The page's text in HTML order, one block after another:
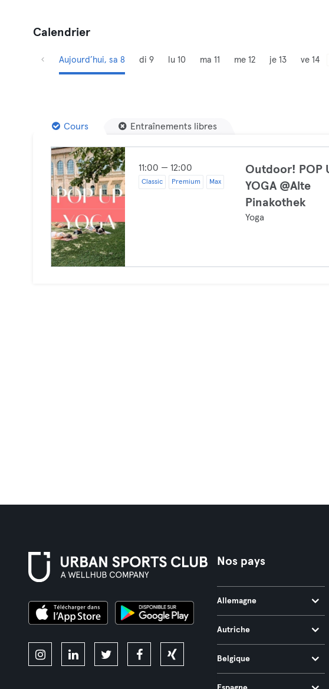
Calendrier
Aujourd’hui, sa 8 di 9 lu 10 ma 11 me 12 je 13 ve 14
Cours Entraînements libres
11:00 — 12:00
Classic Premium Max
Outdoor! POP
YOGA @Alte
Pinakothek
Yoga
Nos pays
Allemagne
Autriche
Belgique